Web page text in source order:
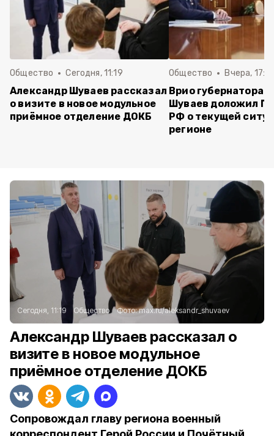
Общество Сегодня, 11:19
Александр Шуваев рассказал
о визите в новое модульное
приёмное отделение ДОКБ
Общество Вчера,
Врио губернатора
Шуваев доложил
РФ о текущей
регионе
Сегодня, 11:19 Общество Фото:max.ru/aleksandr_shuvaev
Александр Шуваев рассказал о
визите в новое модульное
приёмное отделение ДОКБ
Сопровождал главу региона военный